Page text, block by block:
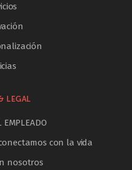
LEGAL
EMPLEADO
con la vida
nosotros